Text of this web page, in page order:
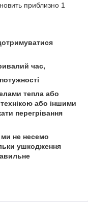
приблизно 1
час,
тепла або
або іншими
перегрівання
ми не несемо
ушкодження